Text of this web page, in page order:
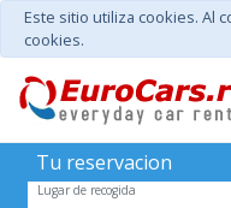
Este sitio utiliza cookies. Al
cookies.
Tu reservacion
Lugar de recogida